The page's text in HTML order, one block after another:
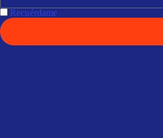
Recuérdame